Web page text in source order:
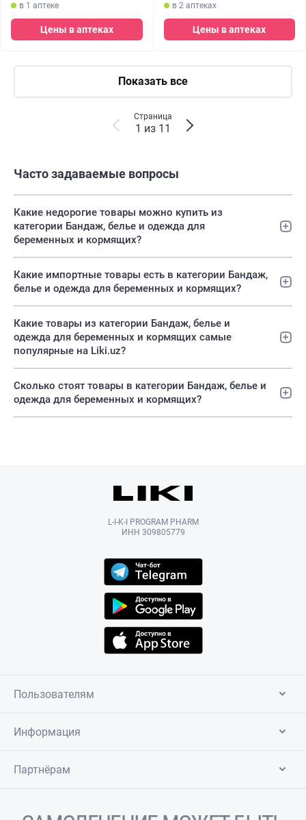
в 1 аптеке
Цены в аптеках
в 2 аптеках
Цены в аптеках
Показать все
Страница
1 из 11
Часто задаваемые вопросы
Какие недорогие товары можно купить из
категории Бандаж, белье и одежда для
беременных и кормящих?
Какие импортные товары есть в категории Бандаж,
белье и одежда для беременных и кормящих?
Какие товары из категории Бандаж, белье и
одежда для беременных и кормящих самые
популярные на Liki.uz?
Сколько стоят товары в категории Бандаж, белье и
одежда для беременных и кормящих?
L-I-K-I PROGRAM PHARM
ИНН 309805779
Пользователям
Информация
Партнёрам